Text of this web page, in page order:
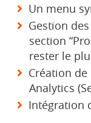
Un menu
Gestion
section
rester le
Création de
Analytics
Intégration